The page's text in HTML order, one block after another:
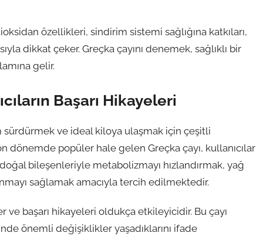
özellikleri, sindirim sistemi sağlığına katkıları,
dikkat çeker. Greçka çayını denemek, sağlıklı bir
gelir.
Başarı Hikayeleri
sürdürmek ve ideal kiloya ulaşmak için çeşitli
popüler hale gelen Greçka çayı, kullanıcılar
bileşenleriyle metabolizmayı hızlandırmak, yağ
sağlamak amacıyla tercih edilmektedir.
ve başarı hikayeleri oldukça etkileyicidir. Bu çayı
önemli değişiklikler yaşadıklarını ifade